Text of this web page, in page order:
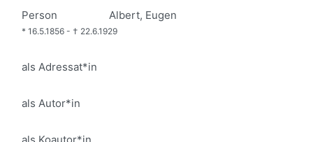
Person Albert, Eugen
* 16.5.1856 - † 22.6.1929
als Adressat*in
als Autor*in